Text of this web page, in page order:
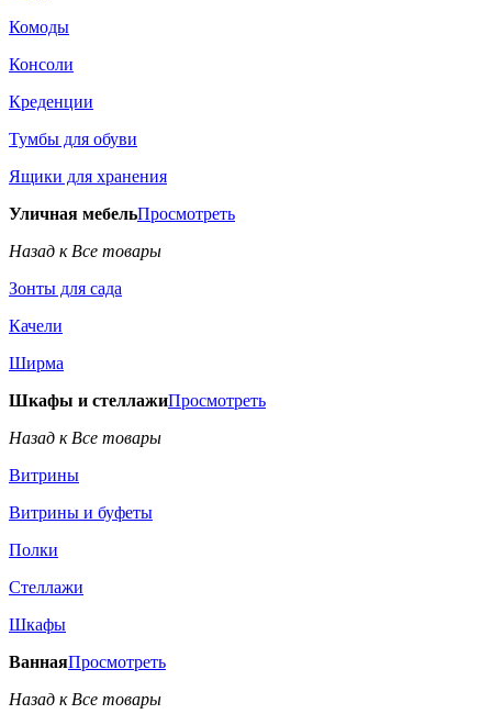
Комоды
Консоли
Креденции
Тумбы для обуви
Ящики для хранения
Уличная мебельПросмотреть
Назад к Все товары
Зонты для сада
Качели
Ширма
Шкафы и стеллажиПросмотреть
Назад к Все товары
Витрины
Витрины и буфеты
Полки
Стеллажи
Шкафы
ВаннаяПросмотреть
Назад к Все товары